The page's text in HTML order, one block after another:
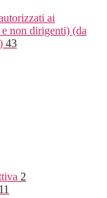
ai
non dirigenti) (da
43
2
11